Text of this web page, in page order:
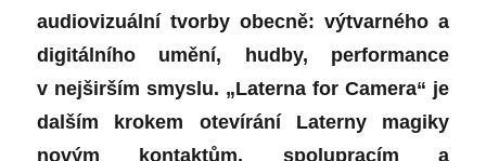
audiovizuální tvorby obecně: výtvarného a
digitálního umění, hudby, performance
v nejširším smyslu. „Laterna for Camera“ je
dalším krokem otevírání Laterny magiky
novým kontaktům, spolupracím a